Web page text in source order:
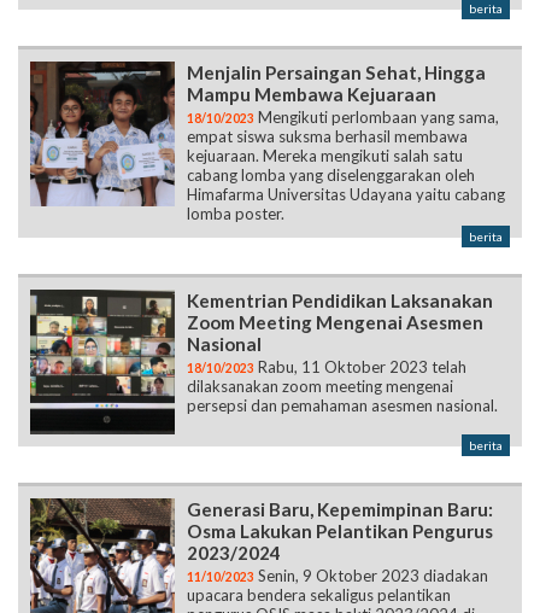
berita
Menjalin Persaingan Sehat, Hingga
Mampu Membawa Kejuaraan
18/10/2023 Mengikuti perlombaan yang sama,
empat siswa suksma berhasil membawa
kejuaraan. Mereka mengikuti salah satu
cabang lomba yang diselenggarakan oleh
Himafarma Universitas Udayana yaitu cabang
lomba poster.
berita
Kementrian Pendidikan Laksanakan
Zoom Meeting Mengenai Asesmen
Nasional
18/10/2023 Rabu, 11 Oktober 2023 telah
dilaksanakan zoom meeting mengenai
persepsi dan pemahaman asesmen nasional.
berita
Generasi Baru, Kepemimpinan Baru:
Osma Lakukan Pelantikan Pengurus
2023/2024
11/10/2023 Senin, 9 Oktober 2023 diadakan
upacara bendera sekaligus pelantikan